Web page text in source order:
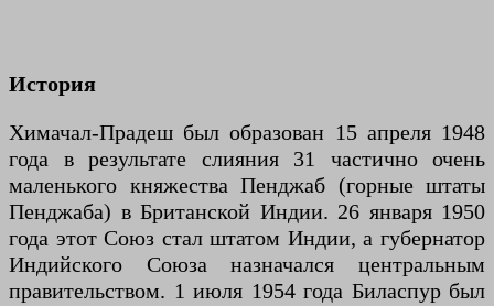
История
Химачал-Прадеш был образован 15 апреля 1948
года в результате слияния 31 частично очень
маленького княжества Пенджаб (горные штаты
Пенджаба) в Британской Индии. 26 января 1950
года этот Союз стал штатом Индии, а губернатор
Индийского Союза назначался центральным
правительством. 1 июля 1954 года Биласпур был